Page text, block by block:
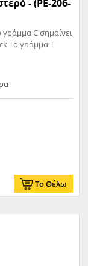
- (PE-206-
C σημαίνει
Το γράμμα T
Το Θέλω